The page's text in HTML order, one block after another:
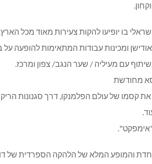
ישראלי בו יופיעו להקות צעירות מאוד מכל
ומכינות עבודות המתאימות להופעה
עם מעיליה / שער הנגב/ צפון ומרכז.
קסמו של עולם הפלמנקו, דרך סגנונות
והמופע המלא של הלהקה הספרדית של